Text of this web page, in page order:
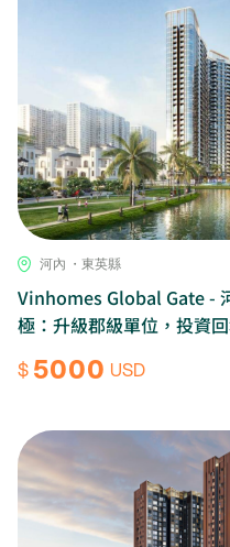
河內 ・東英縣
Vinhomes Global Gate -
極：升級郡級單位，投資
$ 5000 USD